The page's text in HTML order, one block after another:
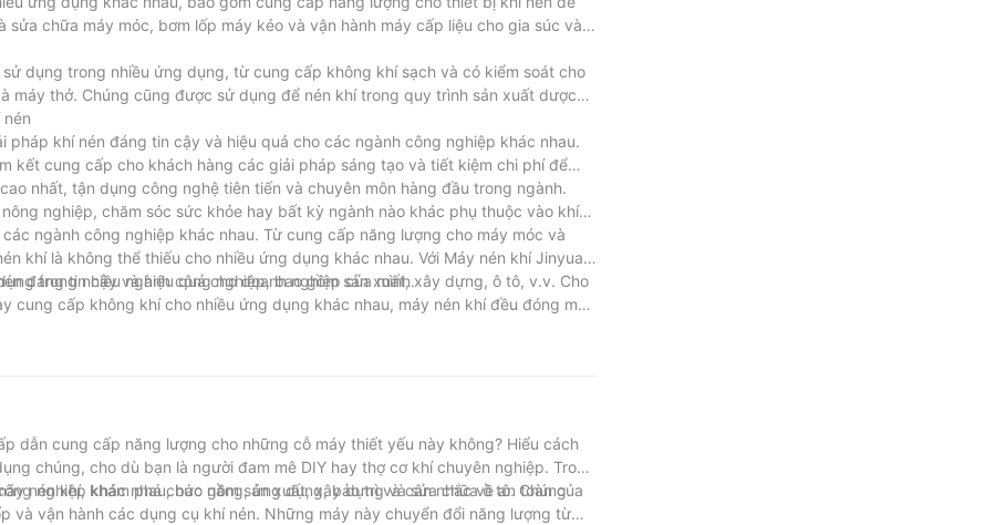
chữa máy móc, bơm lốp máy kéo và vận hành máy cấp liệu cho gia súc và
dụng trong nhiều ứng dụng, từ cung cấp không khí sạch và có kiểm soát cho
thở. Chúng cũng được sử dụng để nén khí trong quy trình sản xuất dược
khí nén đáng tin cậy và hiệu quả cho các ngành công nghiệp khác nhau.
kết cung cấp cho khách hàng các giải pháp sáng tạo và tiết kiệm chi phí để
nhất, tận dụng công nghệ tiên tiến và chuyên môn hàng đầu trong ngành.
nghiệp, chăm sóc sức khỏe hay bất kỳ ngành nào khác phụ thuộc vào khí
ngành công nghiệp khác nhau. Từ cung cấp năng lượng cho máy móc và
khí là không thể thiếu cho nhiều ứng dụng khác nhau. Với Máy nén khí Jinyuan
đáng tin cậy và hiệu quả cho doanh nghiệp của mình.
trong nhiều ngành công nghiệp, bao gồm sản xuất, xây dựng, ô tô, v.v. Cho
cấp không khí cho nhiều ứng dụng khác nhau, máy nén khí đều đóng một
30 năm kinh nghiệm trong ngành, chúng tôi hiểu tầm quan trọng của máy nén
khi nói đến sức mạnh không quân, hãy tin tưởng vào chuyên môn của một
dẫn cung cấp năng lượng cho những cỗ máy thiết yếu này không? Hiểu cách
chúng, cho dù bạn là người đam mê DIY hay thợ cơ khí chuyên nghiệp. Trong
nén khí, khám phá chức năng, ứng dụng, bảo trì và cân nhắc về an toàn của
nghiệp khác nhau, bao gồm sản xuất, xây dựng và sửa chữa ô tô. Chúng
vận hành các dụng cụ khí nén. Những máy này chuyển đổi năng lượng từ